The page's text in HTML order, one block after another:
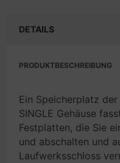
DETAILS
PRODUKTBESCHREIBUNG
Ein Speicherplatz
SINGLE Gehäuse
Festplatten, die Sie
und abschalten und
Laufwerksschloss